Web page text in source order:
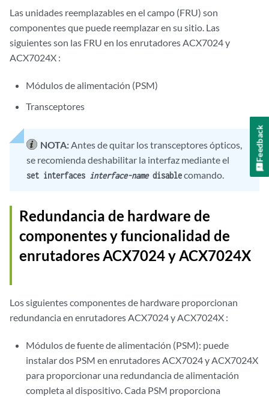
Las unidades reemplazables en el campo (FRU) son
componentes que puede reemplazar en su sitio. Las
siguientes son las FRU en los enrutadores ACX7024y
ACX7024X :
Módulos de alimentación (PSM)
Transceptores
NOTA:Antes de quitar los transceptores ópticos,
se recomienda deshabilitar la interfaz mediante el
set interfaces interface-namedisablecomando.
Redundancia de hardware de
componentes y funcionalidad de
enrutadores ACX7024 yACX7024X
Los siguientes componentes de hardware proporcionan
redundancia en enrutadores ACX7024y ACX7024X :
Módulos de fuente de alimentación (PSM): puede
instalar dos PSM en enrutadores ACX7024 yACX7024X
para proporcionar una redundancia de alimentación
completa al dispositivo. Cada PSM proporciona
Feedback